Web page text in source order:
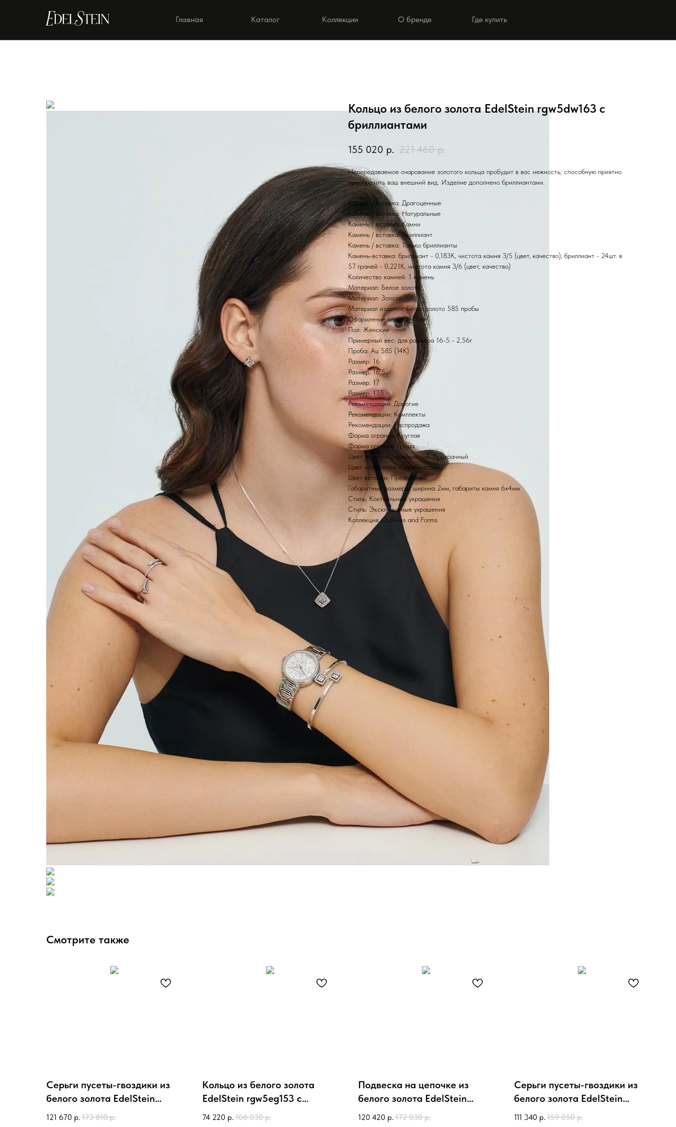
Выбрать коллекцию
Коллекции Где купить
О бренде
Каталог
Главная
Кольцо из белого золота EdelStein rgw5dw163 с
бриллиантами
155 020 р. 221 460 р.
Непередаваемое очарование золотого кольца пробудит в вас нежность, способную приятно
преобразить ваш внешний вид. Изделие дополнено бриллиантами.
Камень / вставка: Драгоценные
Камень / вставка: Натуральные
Камень / вставка: Камни
Камень / вставка: Бриллиант
Камень / вставка: Только бриллианты
Камень-вставка: бриллиант - 0,183К, чистота камня 3/5 (цвет, качество), бриллиант - 24шт. в
57 граней - 0,221К, чистота камня 3/6 (цвет, качество)
Количество камней: 1 камень
Материал: Белое золото
Материал: Золото
Материал изделия: белое золото 585 пробы
Оформление камней: Паве
Пол: Женские
Примерный вес: для размера 16-5 - 2,56г
Проба: Au 585 (14K)
Размер: 16
Размер: 16,5
Размер: 17
Размер: 17,5
Рекомендации: Дорогие
Рекомендации: Комплекты
Рекомендации: Распродажа
Форма огранки: Круглая
Форма огранки: Груша
Цвет изделия: серебристый, прозрачный
Цвет материала: Серебристый
Цвет вставки: Прозрачный
Габаритные размеры: ширина 2мм, габариты камня 6х4мм
Стиль: Коктейльные украшения
Стиль: Эксклюзивные украшения
Коллекция: Outlines and Forms
Смотрите также
Серьги пусеты-гвоздики из
белого золота EdelStein
egw5dw331 с бриллиантами
121 670 р. 173 810 р.
Кольцо из белого золота
EdelStein rgw5eg153 с
изумрудом, бриллиантами
74 220 р. 106 030 р.
Подвеска на цепочке из
белого золота EdelStein
ngw5sb022 с сапфиром,
120 420 р. 172 030 р.
Серьги пусеты-гвоздики из
белого золота EdelStein
egw5sb012 с сапфирами,
111 340 р. 159 050 р.